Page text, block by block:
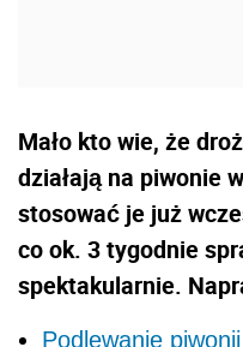
Mało kto wie, że
działają na piwonie
stosować je już
co ok. 3 tygodnie
spektakularnie.
Podlewanie